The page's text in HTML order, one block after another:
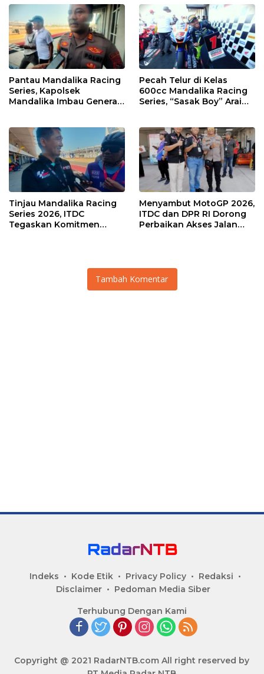
Pantau Mandalika Racing
Series, Kapolsek
Mandalika Imbau Generasi
Pecah Telur di Kelas
600cc Mandalika Racing
Series, “Sasak Boy” Arai
Tinjau Mandalika Racing
Series 2026, ITDC
Tegaskan Komitmen
Menyambut MotoGP 2026,
ITDC dan DPR RI Dorong
Perbaikan Akses Jalan
Tambah Komentar
Indeks Kode Etik Privacy Policy
Redaksi
Disclaimer
Pedoman Media Siber
Terhubung Dengan Kami
Copyright @ 2021 RadarNTB.com All right reserved by